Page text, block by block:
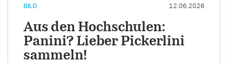
BILD 12.06.2026
Aus den Hochschulen:
Panini? Lieber Pickerlini
sammeln!